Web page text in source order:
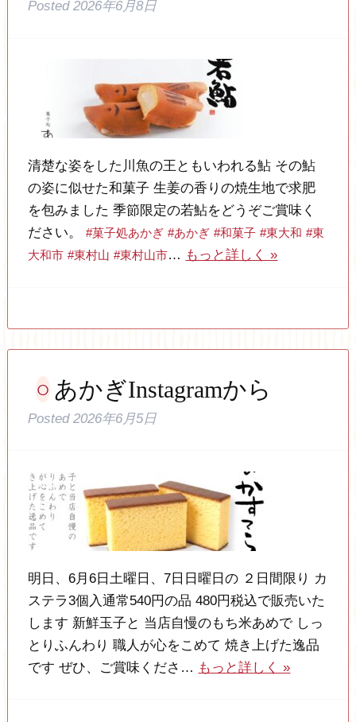
Posted2026年6月8日
清楚な姿をした川魚の王ともいわれる鮎 その鮎
の姿に似せた和菓子 生姜の香りの焼生地で求肥
を包みました 季節限定の若鮎をどうぞご賞味く
ださい。#菓子処あかぎ #あかぎ #和菓子 #東大和 #東
大和市 #東村山 #東村山市… もっと詳しく »
あかぎInstagramから
Posted2026年6月5日
明日、6月6日土曜日、7日日曜日の ２日間限り カ
ステラ3個入通常540円の品 480円税込で販売いた
します 新鮮玉子と 当店自慢のもち米あめで しっ
とりふんわり 職人が心をこめて 焼き上げた逸品
です ぜひ、ご賞味くださ… もっと詳しく »